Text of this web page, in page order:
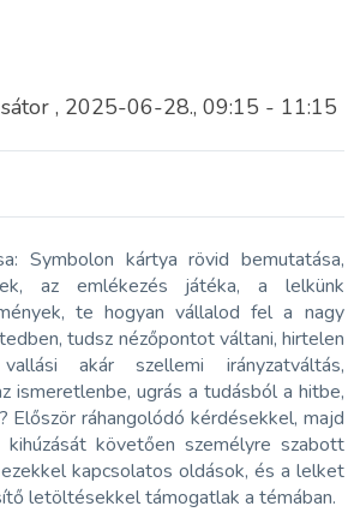
, 2025-06-28., 09:15 - 11:15
Symbolon kártya rövid bemutatása,
az emlékezés játéka, a lelkünk
te hogyan vállalod fel a nagy
tudsz nézőpontot váltani, hirtelen
akár szellemi irányzatváltás,
ismeretlenbe, ugrás a tudásból a hitbe,
Először ráhangolódó kérdésekkel, majd
követően személyre szabott
kapcsolatos oldások, és a lelket
letöltésekkel támogatlak a témában.